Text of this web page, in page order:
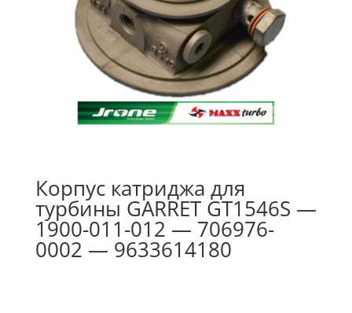
Корпус катриджа для
турбины GARRET GT1546S —
1900-011-012 — 706976-
0002 — 9633614180